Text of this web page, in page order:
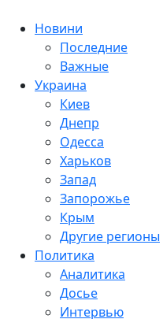
Новини
Последние
Важные
Украина
Киев
Днепр
Одесса
Харьков
Запад
Запорожье
Крым
Другие регионы
Политика
Аналитика
Досье
Интервью